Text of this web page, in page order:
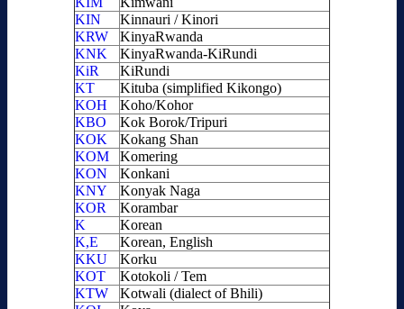
KIN
Kinnauri / Kinori
KRW
KinyaRwanda
KNK
KinyaRwanda-KiRundi
KiR
KiRundi
KT
Kituba (simplified Kikongo)
KOH
Koho/Kohor
KBO
Kok Borok/Tripuri
KOK
Kokang Shan
KOM
Komering
KON
Konkani
KNY
Konyak Naga
KOR
Korambar
K
Korean
K,E
Korean, English
KKU
Korku
KOT
Kotokoli / Tem
KTW
Kotwali (dialect of Bhili)